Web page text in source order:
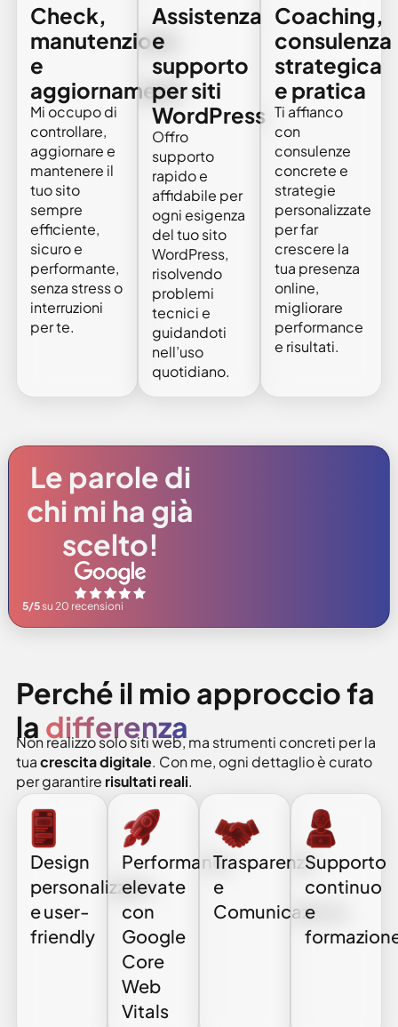
Check,
manutenzione
e
aggiornamenti
Mi occupo di
controllare,
aggiornare e
mantenere il
tuo sito
sempre
efficiente,
sicuro e
performante,
senza stress o
interruzioni
per te.
Assistenza
e
supporto
per siti
WordPress
Offro
supporto
rapido e
affidabile per
ogni esigenza
del tuo sito
WordPress,
risolvendo
problemi
tecnici e
guidandoti
nell’uso
quotidiano.
Coaching,
consulenza
strategica
e pratica
Ti affianco
con
consulenze
concrete e
strategie
personalizzate
per far
crescere la
tua presenza
online,
migliorare
performance
e risultati.
Le parole di
chi mi ha già
scelto!
5/5su 20 recensioni
Perché il mio approccio fa
la differenza
Non realizzo solo siti web, ma strumenti concreti per la
tuacrescita digitale. Con me, ogni dettaglio è curato
per garantire risultati reali.
Design
personalizzato
e user-
friendly
Performance
elevate
con
Google
Core
Web
Vitals
Trasparenza
e
Comunicazione
Supporto
continuo
e